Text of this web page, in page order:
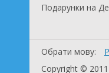
Подарунки на
Обрати мову:
Copyright © 2011